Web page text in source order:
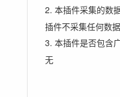
2. 本插件采集的数
插件不采集任何数据
3. 本插件是否包含
无